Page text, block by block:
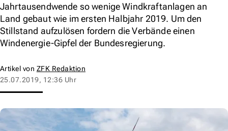
Jahrtausendwende so wenige Windkraftanlagen an
Land gebaut wie im ersten Halbjahr 2019. Um den
Stillstand aufzulösen fordern die Verbände einen
Windenergie-Gipfel der Bundesregierung.
Artikel von ZFK Redaktion
25.07.2019, 12:36 Uhr